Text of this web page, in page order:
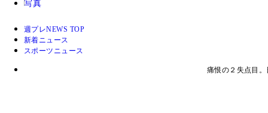
写真
週プレNEWS TOP
新着ニュース
スポーツニュース
痛恨の２失点目